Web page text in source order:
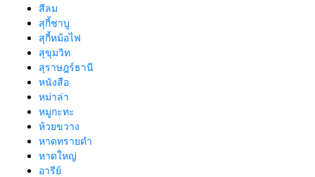
สีลม
สุกี้ชาบู
สุกี้หม้อไฟ
สุขุมวิท
สุราษฎร์ธานี
หนังสือ
หม่าล่า
หมูกะทะ
ห้วยขวาง
หาดทรายดำ
หาดใหญ่
อารีย์